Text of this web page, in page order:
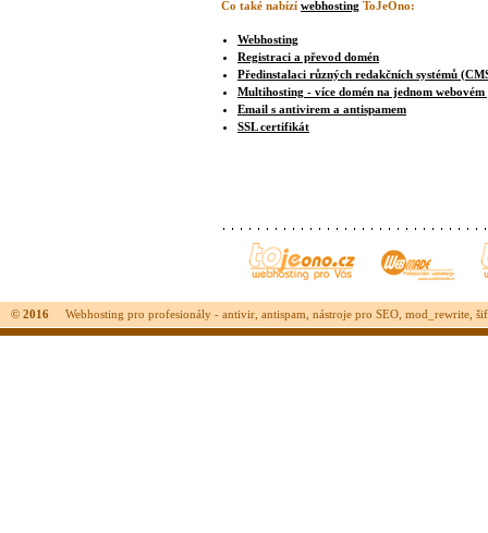
Co také nabízí webhosting ToJeOno:
Webhosting
Registraci a převod domén
Předinstalaci různých redakčních systémů
Multihosting - více domén na jednom
Email s antivirem a antispamem
SSL certifikát
© 2016 Webhosting pro profesionály - antivir, antispam, nástroje pro SEO, mod_rewrite,